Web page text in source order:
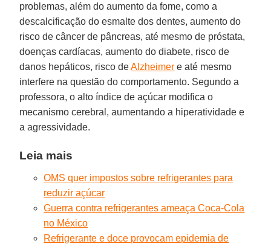
problemas, além do aumento da fome, como a
descalcificação do esmalte dos dentes, aumento do
risco de câncer de pâncreas, até mesmo de próstata,
doenças cardíacas, aumento do diabete, risco de
danos hepáticos, risco deAlzheimer e até mesmo
interfere na questão do comportamento. Segundo a
professora, o alto índice de açúcar modifica o
mecanismo cerebral, aumentando a hiperatividade e
a agressividade.
Leia mais
OMS quer impostos sobre refrigerantes para
reduzir açúcar
Guerra contra refrigerantes ameaça Coca-Cola
no México
Refrigerante e doce provocam epidemia de